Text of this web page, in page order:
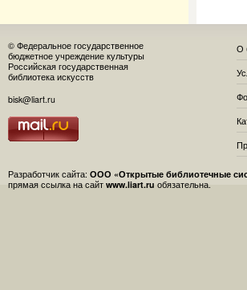
© Федеральное государственное
бюджетное учреждение культуры
Российская государственная
библиотека искусств
bisk@liart.ru
О
Разработчик сайта: ООО «Открытые библиотечные
прямая ссылка на сайт www.liart.ru обязательна.